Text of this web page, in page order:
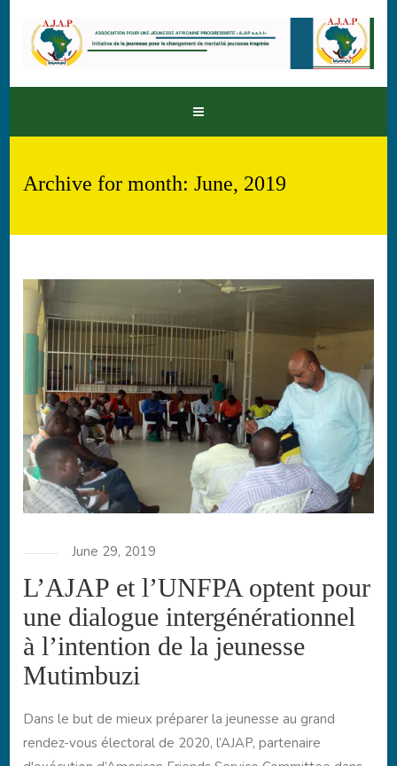
Archive for month: June, 2019
June 29, 2019
L’AJAP et l’UNFPA optent pour
une dialogue intergénérationnel
à l’intention de la jeunesse
Mutimbuzi
Dans le but de mieux préparer la jeunesse au grand
rendez-vous électoral de 2020, l’AJAP, partenaire